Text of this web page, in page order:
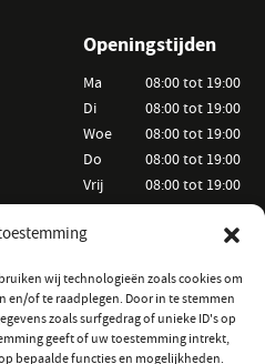
wij technologieën zoals cookies om
en/of te raadplegen. Door in te stemmen
zoals surfgedrag of unieke ID's op
geeft of uw toestemming intrekt,
bepaalde functies en mogelijkheden.
Openingstijden
Ma
Di
Woe
Do
Vrij
Za
Zo
08:00 tot 19:00
08:00 tot 19:00
08:00 tot 19:00
08:00 tot 19:00
08:00 tot 19:00
09:00 tot 15:00
Volg ons
op Instagram